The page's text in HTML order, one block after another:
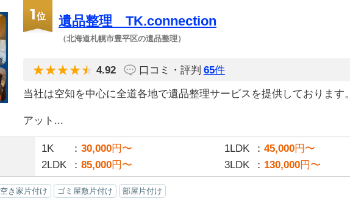
1位 遺品整理 TK.connection
（北海道札幌市豊平区の遺品整理）
4.92 口コミ・評判 65件
当社は空知を中心に全道各地で遺品整理サービスを提供しております。
アット...
1K 30,000円〜 1LDK 45,000円〜
2LDK
85,000円〜 3LDK 130,000円〜
空き家片付け ゴミ屋敷片付け 部屋片付け